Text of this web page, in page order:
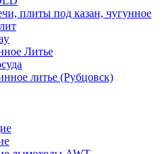
плиты под казан, чугунное
Литье
литье (Рубцовск)